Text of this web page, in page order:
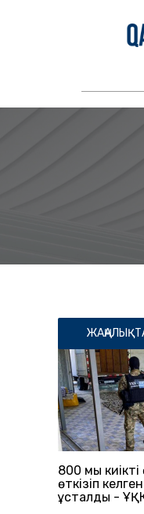
800 мың
өткізіп
ұсталды -